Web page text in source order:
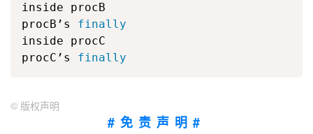
inside procB
procB’s finally
inside procC
procC’s finally
© 版权声明
#免责声明#